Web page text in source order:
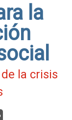
la
la crisis
Flickr